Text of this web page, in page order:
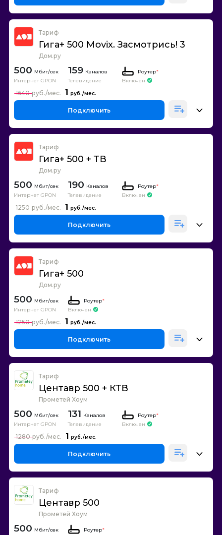
Тариф
Гига+ 500 Movix. Засмотрись! 3
Дом.ру
500
Интернет GPON
159 Каналов
Телевидение
Роутер*
Включен
1
1640
Подключить
Тариф
Гига+ 500 + ТВ
Дом.ру
500
Интернет GPON
190 Каналов
Телевидение
Роутер*
Включен
1
1250
Подключить
Тариф
Гига+ 500
Дом.ру
500
Интернет GPON
Роутер*
Включен
1
1250
Подключить
Тариф
Центавр 500 + КТВ
Прометей Хоум
500
Интернет GPON
131 Каналов
Телевидение
Роутер*
Включен
1
1280
Подключить
Тариф
Центавр 500
Прометей Хоум
500 Роутер*